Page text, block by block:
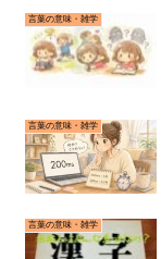
言葉の意味・雑学
言葉の意味・雑学
言葉の意味・雑学